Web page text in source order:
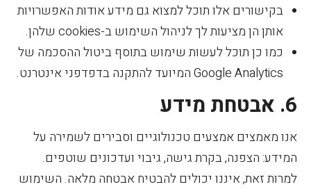
בקישורים אלו תוכל למצוא גם מידע אודות האפשרויות
אותן הן מציעות לך לניהול השימוש ב-cookies שלהן.
כמו כן תוכל לעשות שימוש בתוסף ביטול ההסכמה של
Google Analytics המיועד להתקנה בדפדפני אינטרנט.
6. אבטחת מידע
אנו מאמצים אמצעים טכנולוגיים וסבירים לשמירה על
המידע: הצפנה, בקרת גישה, גיבוי ועדכונים שוטפים.
למרות זאת, איננו יכולים להבטיח אבטחה מלאה. השימוש